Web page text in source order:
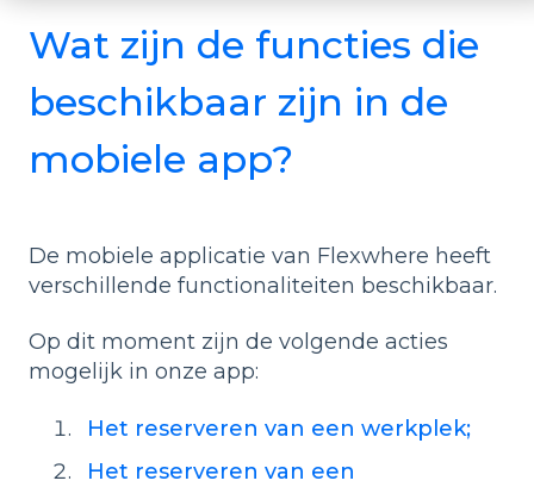
Wat zijn de functies die
beschikbaar zijn in de
mobiele app?
De mobiele applicatie van Flexwhere heeft
verschillende functionaliteiten beschikbaar.
Op dit moment zijn de volgende acties
mogelijk in onze app:
Het reserveren van een werkplek;
Het reserveren van een